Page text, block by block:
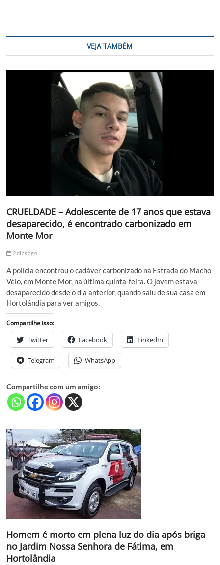
VEJA TAMBÉM
CRUELDADE – Adolescente de 17 anos que estava
desaparecido, é encontrado carbonizado em
Monte Mor
2 dias ago
A polícia encontrou o cadáver carbonizado na Estrada do Macho
Véio, em Monte Mor, na última quinta-feira. O jovem estava
desaparecido desde o dia anterior, quando saiu de sua casa em
Hortolândia para ver amigos.
Compartilhe isso:
Twitter Facebook LinkedIn
Telegram WhatsApp
Compartilhe com um amigo:
Homem é morto em plena luz do dia após briga
no Jardim Nossa Senhora de Fátima, em
Hortolândia